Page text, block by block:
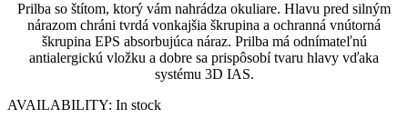
Prilba so štítom, ktorý vám nahrádza okuliare. Hlavu pred silným
nárazom chráni tvrdá vonkajšia škrupina a ochranná vnútorná
škrupina EPS absorbujúca náraz. Prilba má odnímateľnú
antialergickú vložku a dobre sa prispôsobí tvaru hlavy vďaka
systému 3D IAS.
AVAILABILITY: In stock